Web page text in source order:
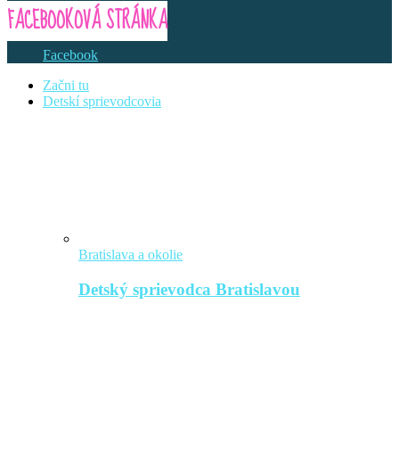
FACEBOOKOVÁ STRÁNKA
Facebook
Začni tu
Detskí sprievodcovia
Bratislava a okolie
Detský sprievodca Bratislavou